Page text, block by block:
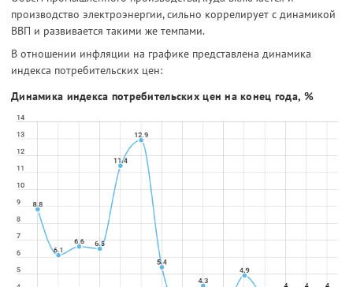
производство электроэнергии, сильно коррелирует с динамикой
ВВП и развивается такими же темпами.
В отношении инфляции на графике представлена динамика
индекса потребительских цен:
Динамика индекса потребительских цен на конец года, %